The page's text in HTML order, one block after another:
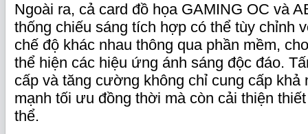
Ngoài ra, cả card đồ họa GAMING OC và
thống chiếu sáng tích hợp có thể tùy chỉnh
chế độ khác nhau thông qua phần mềm,
thể hiện các hiệu ứng ánh sáng độc đáo.
cấp và tăng cường không chỉ cung cấp khả
mạnh tối ưu đồng thời mà còn cải thiện
thể.